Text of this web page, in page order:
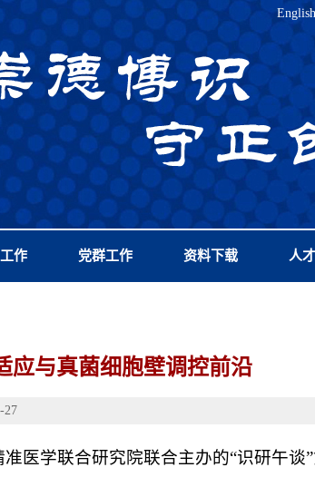
作 党群工作 资料下载 人
应与真菌细胞壁调控前沿
医学联合研究院联合主办的“识研午谈